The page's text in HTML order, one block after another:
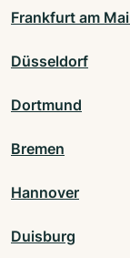
Frankfurt am
Düsseldorf
Dortmund
Bremen
Hannover
Duisburg